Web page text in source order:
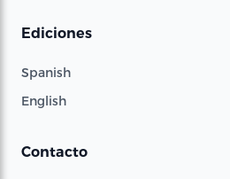
Ediciones
Spanish
English
Contacto